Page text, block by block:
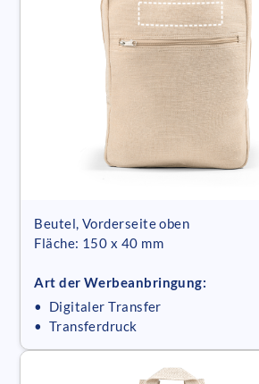
Beutel, Vorderseite oben
Fläche: 150 x 40 mm
Art der Werbeanbringung:
• Digitaler Transfer
• Transferdruck